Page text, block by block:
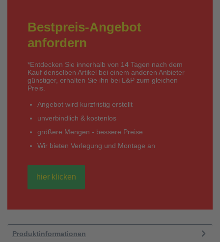
Bestpreis-Angebot
anfordern
*Entdecken Sie innerhalb von 14 Tagen nach dem
Kauf denselben Artikel bei einem anderen Anbieter
günstiger, erhalten Sie ihn bei L&P zum gleichen
Preis.
Angebot wird kurzfristig erstellt
unverbindlich & kostenlos
größere Mengen - bessere Preise
Wir bieten Verlegung und Montage an
hier klicken
Produktinformationen